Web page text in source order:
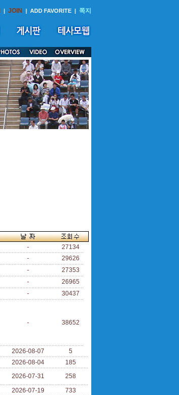
| JOIN | ADD FAVORITE | 쪽지
-
27134
-
29626
-
27353
-
26965
- 30437
- 38652
2026-08-07
5
2026-08-04
185
2026-07-31
258
2026-07-19
733